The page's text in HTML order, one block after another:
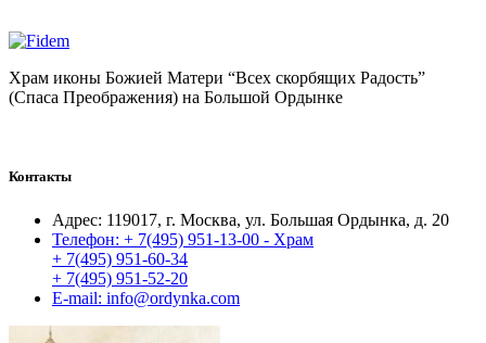
Храм иконы Божией Матери “Всех скорбящих Радость”
(Спаса Преображения) на Большой Ордынке
Контакты
Адрес: 119017, г. Москва, ул. Большая Ордынка, д. 20
Телефон: + 7(495) 951-13-00 - Храм
+ 7(495) 951-60-34
+ 7(495) 951-52-20
E-mail: info@ordynka.com